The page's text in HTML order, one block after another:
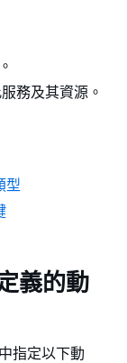
務及其資源。
型
義的動
指定以下動